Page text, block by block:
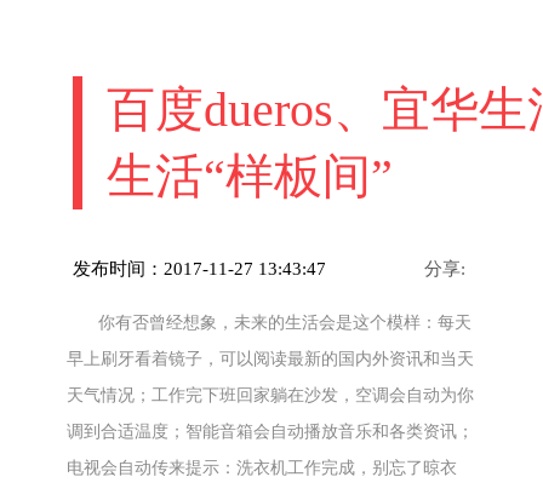
百度dueros、宜华
生活“样板间”
发布时间：2017-11-27 13:43:47 分享:
你有否曾经想象，未来的生活会是这个模样：每天
早上刷牙看着镜子，可以阅读最新的国内外资讯和当天
天气情况；工作完下班回家躺在沙发，空调会自动为你
调到合适温度；智能音箱会自动播放音乐和各类资讯；
电视会自动传来提示：洗衣机工作完成，别忘了晾衣